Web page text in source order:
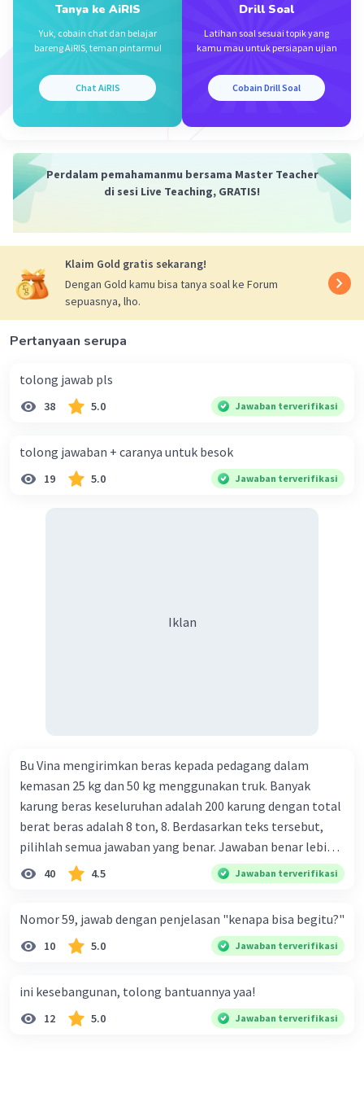
perhatikan bahwa rotasi 180 derajat terhadap
titik asal dapat dikatakan juga sebagai
pencerminan terhadap titik asal, sedangkan jika
titik (a,-2) dicerminkan ke titik asal,
dan b=2 a-b=3-2=1.9
Beri Rating·0.0(0) Balas
Tanya ke AiRIS
Yuk, cobain chat dan belajar
bareng AiRIS, teman pintarmu!
Chat AiRIS
Drill Soal
Latihan soal sesuai topik yang
kamu mau untuk persiapan ujian
Cobain Drill Soal
Perdalam pemahamanmu bersama Master Teacher
di sesi Live Teaching, GRATIS!
Klaim Gold gratis sekarang!
Dengan Gold kamu bisa tanya soal ke Forum
sepuasnya, lho.
Pertanyaan serupa
tolong jawab pls
38 5.0 Jawaban terverifikasi
tolong jawaban + caranya untuk besok
19 5.0 Jawaban terverifikasi
Iklan
Bu Vina mengirimkan beras kepada pedagang dalam
kemasan 25 kg dan 50 kg menggunakan truk. Banyak
karung beras keseluruhan adalah 200 karung dengan total
berat beras adalah 8 ton, 8. Berdasarkan teks tersebut,
pilihlah semua jawaban yang benar. Jawaban benar lebih
dari satu. Banyak karung beras kemasan 25 kg adalah 50
buah. Banyak karung beras kemasan 50 kg adalah 150
ton. Perbandingan berat beras kemasan 25 kg dan 50 kg
dalam truk adalah 1: 3. 9. Berdasarkan teks tersebut, jika
besar Rp14.000, berapakah biaya angkut semua beras yang
harus dibayar oleh Bu Vina? A. Rp2.540.000 C. Rp2.312.000 B.
Rp2.475.000 D. Rp2.280.000
40 4.5 Jawaban terverifikasi
Nomor 59, jawab dengan penjelasan "kenapa bisa begitu?"
10 5.0 Jawaban terverifikasi
ini kesebangunan, tolong bantuannya yaa!
12 5.0 Jawaban terverifikasi